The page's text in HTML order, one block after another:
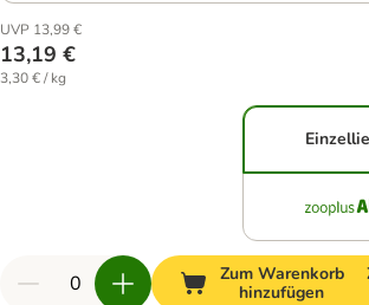
UVP 13,99 €
13,19 €
3,30 € / kg
Zum Warenkorb
hinzufügen